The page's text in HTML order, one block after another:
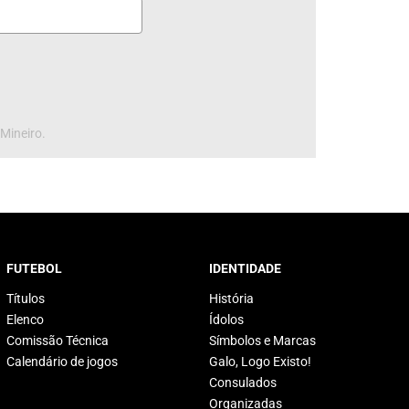
FUTEBOL
Títulos
Elenco
Comissão Técnica
Calendário de jogos
IDENTIDADE
História
Ídolos
Símbolos e Marcas
Galo, Logo Existo!
Consulados
Organizadas